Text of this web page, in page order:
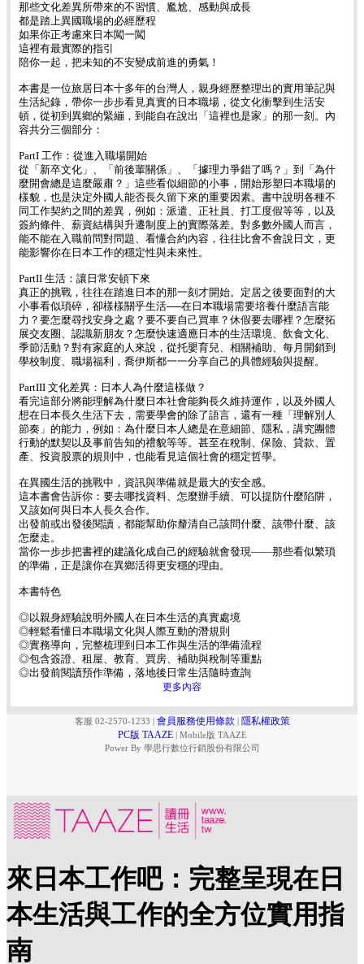
那些文化差異所帶來的不習慣、尷尬、感動與成長
都是踏上異國職場的必經歷程
如果你正考慮來日本闖一闖
這裡有最實際的指引
陪你一起，把未知的不安變成前進的勇氣！
本書是一位旅居日本十多年的台灣人，親身經歷整理出的實用筆記與
生活紀錄，帶你一步步看見真實的日本職場，從文化衝擊到生活安
頓，從初到異鄉的緊繃，到能自在說出「這裡也是家」的那一刻。內
容共分三個部分：
PartI 工作：從進入職場開始
從「新卒文化」、「前後輩關係」、「據理力爭錯了嗎？」到「為什
麼開會總是這麼嚴肅？」這些看似細節的小事，開始形塑日本職場的
樣貌，也是決定外國人能否長久留下來的重要因素。書中說明各種不
同工作契約之間的差異，例如：派遣、正社員、打工度假等等，以及
簽約條件、薪資結構與升遷制度上的實際落差。對多數外國人而言，
能不能在入職前問對問題、看懂合約內容，往往比會不會說日文，更
能影響你在日本工作的穩定性與未來性。
PartII 生活：讓日常安頓下來
真正的挑戰，往往在踏進日本的那一刻才開始。定居之後要面對的大
小事看似瑣碎，卻樣樣關乎生活──在日本職場需要培養什麼語言能
力？要怎麼尋找安身之處？要不要自己買車？休假要去哪裡？怎麼拓
展交友圈、認識新朋友？怎麼快速適應日本的生活環境、飲食文化、
季節活動？對有家庭的人來說，從托嬰育兒、相關補助、每月開銷到
學校制度、職場福利，喬伊斯都一一分享自己的具體經驗與提醒。
PartIII 文化差異：日本人為什麼這樣做？
看完這部分將能理解為什麼日本社會能夠長久維持運作，以及外國人
想在日本長久生活下去，需要學會的除了語言，還有一種「理解別人
節奏」的能力，例如：為什麼日本人總是在意細節、隱私，講究團體
行動的默契以及事前告知的禮貌等等。甚至在稅制、保險、貸款、置
產、投資股票的規則中，也能看見這個社會的穩定哲學。
在異國生活的挑戰中，資訊與準備就是最大的安全感。
這本書會告訴你：要去哪找資料、怎麼辦手續、可以提防什麼陷阱，
又該如何與日本人長久合作。
出發前或出發後閱讀，都能幫助你釐清自己該問什麼、該帶什麼、該
怎麼走。
當你一步步把書裡的建議化成自己的經驗就會發現——那些看似繁瑣
的準備，正是讓你在異鄉活得更安穩的理由。
本書特色
◎以親身經驗說明外國人在日本生活的真實處境
◎輕鬆看懂日本職場文化與人際互動的潛規則
◎實務導向，完整梳理到日本工作與生活的準備流程
◎包含簽證、租屋、教育、買房、補助與稅制等重點
◎出發前閱讀預作準備，落地後日常生活隨時查詢
更多內容
客服 02-2570-1233 | 會員服務使用條款 | 隱私權政策
PC版 TAAZE | Mobile版 TAAZE
Power By 學思行數位行銷股份有限公司
來日本工作吧：完整呈現在日
本生活與工作的全方位實用指
南